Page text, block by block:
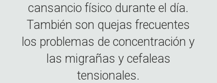
cansancio físico durante el día.
También son quejas frecuentes
los problemas de concentración y
las migrañas y cefaleas
tensionales.